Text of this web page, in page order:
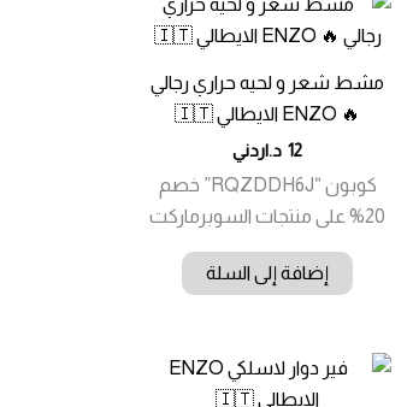
مشط شعر و لحيه حراري رجالي
🔥 ENZO الايطالي 🇮🇹
12 د.اردني
كوبون “RQZDDH6J” خصم
20% على منتجات السوبرماركت
إضافة إلى السلة